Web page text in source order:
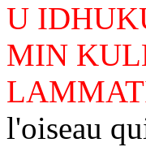
U
MIN
l'oiseau